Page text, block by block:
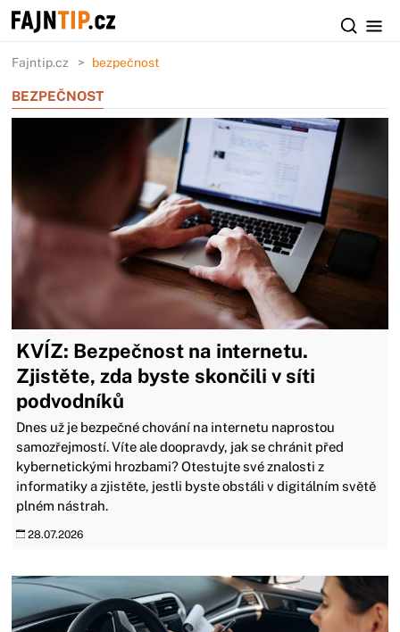
Fajntip.cz bezpečnost
BEZPEČNOST
KVÍZ: Bezpečnost na internetu.
Zjistěte, zda byste skončili v síti
podvodníků
Dnes už je bezpečné chování na internetu naprostou
samozřejmostí. Víte ale doopravdy, jak se chránit před
kybernetickými hrozbami? Otestujte své znalosti z
informatiky a zjistěte, jestli byste obstáli v digitálním světě
plném nástrah.
28.07.2026